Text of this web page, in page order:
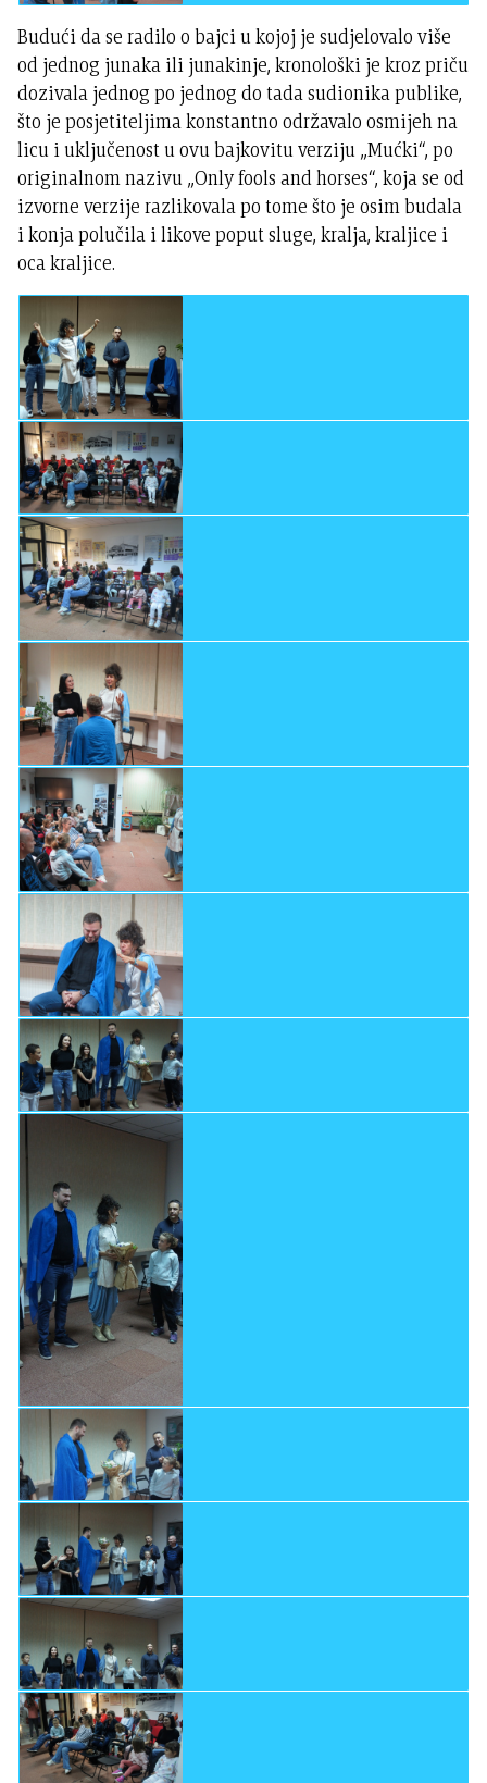
Budući da se radilo o bajci u kojoj je sudjelovalo više
od jednog junaka ili junakinje, kronološki je kroz priču
dozivala jednog po jednog do tada sudionika publike,
što je posjetiteljima konstantno održavalo osmijeh na
licu i uključenost u ovu bajkovitu verziju „Mućki“, po
originalnom nazivu „Only fools and horses“, koja se od
izvorne verzije razlikovala po tome što je osim budala
i konja polučila i likove poput sluge, kralja, kraljice i
oca kraljice.